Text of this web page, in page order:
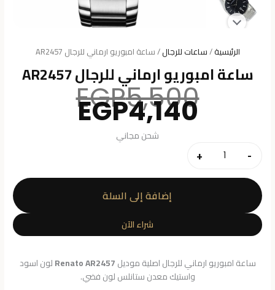
الرئيسية/ساعات للرجال/ ساعة امبوريو ارماني للرجال AR2457
ساعة امبوريو ارماني للرجال AR2457
EGP5,500 السعر
الأصليEGP4,140 السعر
شحن مجاني
-
كمية
ساعة
امبوريو
ارماني
للرجال
AR2457
+
إضافة إلى السلة
شراء الآن
ساعة امبوريو ارماني للرجال اصلية موديلRenato AR2457لون اسود
واستيك معدن ستانلس لون فضي.